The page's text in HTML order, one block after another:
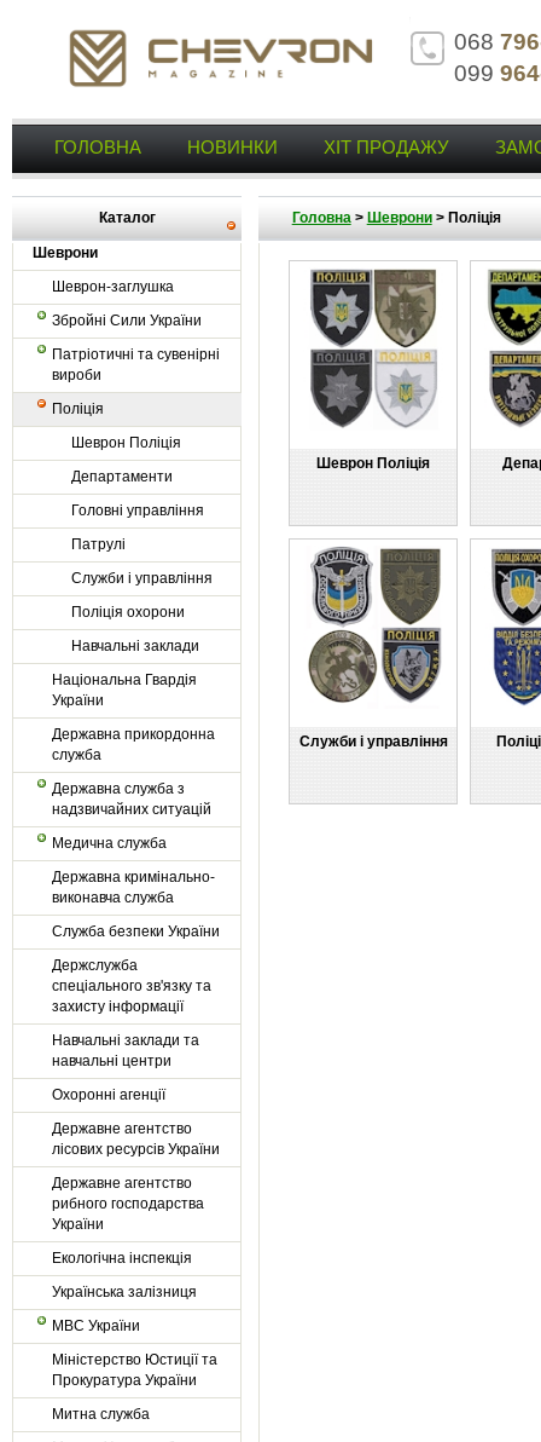
068
099
ГОЛОВНА НОВИНКИ ХІТ ПРОДАЖУ
Каталог
Шеврони
Шеврон-заглушка
Збройні Сили України
Патріотичні та сувенірні
вироби
Поліція
Шеврон Поліція
Департаменти
Головні управління
Патрулі
Служби і управління
Поліція охорони
Навчальні заклади
Національна Гвардія
України
Державна прикордонна
служба
Державна служба з
надзвичайних ситуацій
Медична служба
Державна кримінально-
виконавча служба
Служба безпеки України
Держслужба
спеціального зв'язку та
захисту інформації
Навчальні заклади та
навчальні центри
Охоронні агенції
Державне агентство
лісових ресурсів України
Державне агентство
рибного господарства
України
Екологічна інспекція
Українська залізниця
МВС України
Міністерство Юстиції та
Прокуратура України
Митна служба
Головна> Шеврони> Поліція
Шеврон Поліція
Служби і управління